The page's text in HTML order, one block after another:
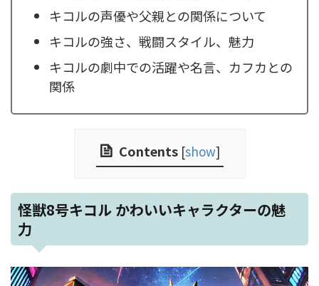
キコルの声優や父親との関係について
キコルの強さ、戦闘スタイル、魅力
キコルの劇中での活躍や名言、カフカとの
関係
Contents [show]
怪獣8号キコル かわいいキャラクターの魅
力